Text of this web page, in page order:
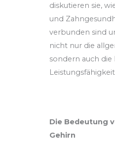
diskutieren sie,
und
verbunden sind
nicht nur die
sondern auch die
Die Bedeutung
Gehirn